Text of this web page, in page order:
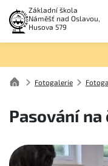
Základní škola
Náměšť nad Oslavou,
Husova 579
Fotogalerie
Pasování